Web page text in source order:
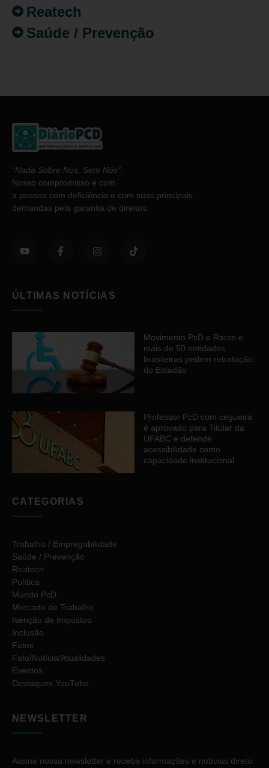
Reatech
Saúde / Prevenção
“Nada Sobre Nós. Sem Nós”.
Nosso compromisso é com
a pessoa com deficiência e com suas principais
demandas pela garantia de direitos.
ÚLTIMAS NOTÍCIAS
Movimento PcD e Raros e
mais de 50 entidades
brasileiras pedem retratação
do Estadão
Professor PcD com cegueira
é aprovado para Titular da
UFABC e defende
acessibilidade como
capacidade institucional
CATEGORIAS
Trabalho / Empregabilidade
Saúde / Prevenção
Reatech
Política
Mundo PcD
Mercado de Trabalho
Isenção de Impostos
Inclusão
Fatos
Fato/Notícia/Atualidades
Eventos
Destaques YouTube
NEWSLETTER
Assine nossa newsletter e receba informações e notícias direto